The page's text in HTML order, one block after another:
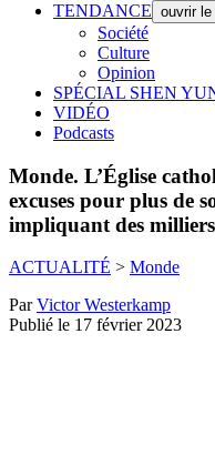
TENDANCE ouvrir le
Société
Culture
Opinion
SPÉCIAL SHEN
VIDÉO
Podcasts
Monde. L’Église
excuses pour plus de
impliquant des
ACTUALITÉ > Monde
ParVictor Westerkamp
Publié le 17 février 2023